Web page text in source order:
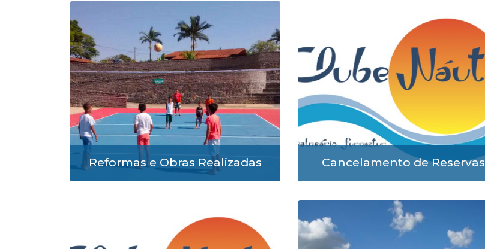
Reformas e Obras Realizadas Cancelamento de Reservas